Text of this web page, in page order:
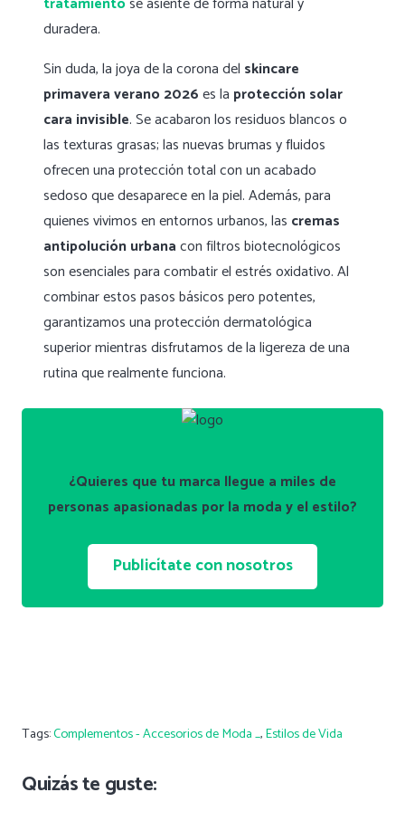
duradera.
Sin duda, la joya de la corona del skincare
primavera verano 2026es la protección solar
cara invisible. Se acabaron los residuos blancos o
las texturas grasas; las nuevas brumas y fluidos
ofrecen una protección total con un acabado
sedoso que desaparece en la piel. Además, para
quienes vivimos en entornos urbanos, las cremas
antipolución urbanacon filtros biotecnológicos
son esenciales para combatir el estrés oxidativo. Al
combinar estos pasos básicos pero potentes,
garantizamos una protección dermatológica
superior mientras disfrutamos de la ligereza de una
rutina que realmente funciona.
¿Quieres que tu marca llegue a miles de
personas apasionadas por la moda y el estilo?
Publicítate con nosotros
Tags:Complementos - Accesorios de Moda _,Estilos de Vida
Quizás te guste: